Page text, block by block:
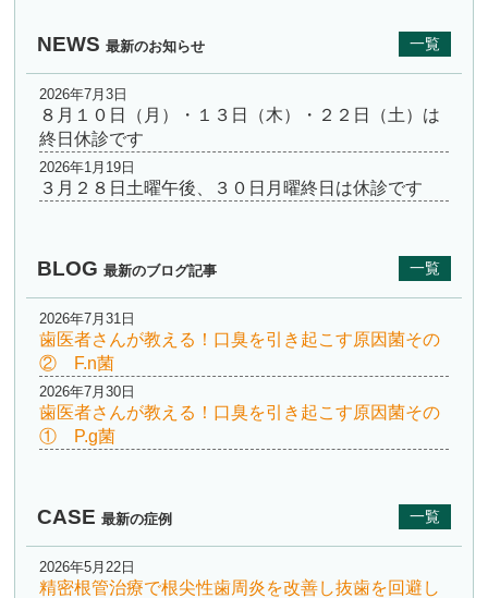
NEWS 最新のお知らせ 一覧
2026年7月3日
８月１０日（月）・１３日（木）・２２日（土）は
終日休診です
2026年1月19日
３月２８日土曜午後、３０日月曜終日は休診です
BLOG 最新のブログ記事 一覧
2026年7月31日
歯医者さんが教える！口臭を引き起こす原因菌その
② F.n菌
2026年7月30日
歯医者さんが教える！口臭を引き起こす原因菌その
① P.g菌
CASE 最新の症例 一覧
2026年5月22日
精密根管治療で根尖性歯周炎を改善し抜歯を回避し